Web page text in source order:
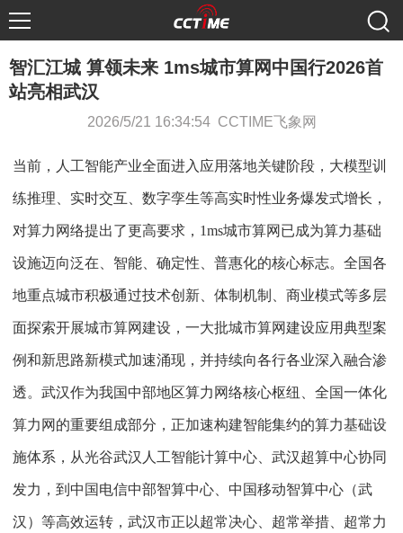
智汇江城 算领未来 1ms城市算网中国行2026首
站亮相武汉
2026/5/21 16:34:54 CCTIME飞象网
当前，人工智能产业全面进入应用落地关键阶段，大模型训
练推理、实时交互、数字孪生等高实时性业务爆发式增长，
对算力网络提出了更高要求，1ms城市算网已成为算力基础
设施迈向泛在、智能、确定性、普惠化的核心标志。全国各
地重点城市积极通过技术创新、体制机制、商业模式等多层
面探索开展城市算网建设，一大批城市算网建设应用典型案
例和新思路新模式加速涌现，并持续向各行各业深入融合渗
透。武汉作为我国中部地区算力网络核心枢纽、全国一体化
算力网的重要组成部分，正加速构建智能集约的算力基础设
施体系，从光谷武汉人工智能计算中心、武汉超算中心协同
发力，到中国电信中部智算中心、中国移动智算中心（武
汉）等高效运转，武汉市正以超常决心、超常举措、超常力